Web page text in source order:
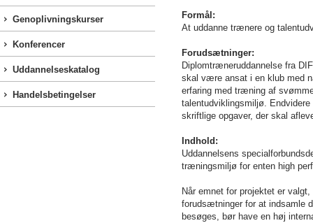
Genoplivningskurser
Konferencer
Uddannelseskatalog
Handelsbetingelser
Formål:
At uddanne trænere og
Forudsætninger:
Diplomtræneruddannelse fra
skal være ansat i en klub med
erfaring med træning af
talentudviklingsmiljø.
skriftlige opgaver, der skal
Indhold:
Uddannelsens
træningsmiljø for enten high
Når emnet for projektet er
forudsætninger for at indsamle
besøges, bør have en høj